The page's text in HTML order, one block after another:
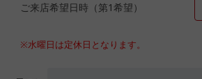
ご来店希望日時（第1希望）
※水曜日は定休日となります。